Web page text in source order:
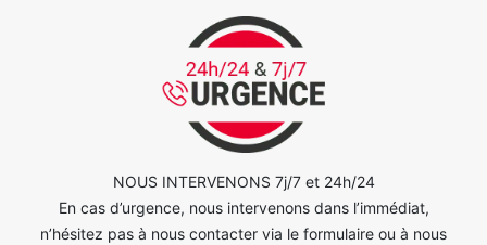
NOUS INTERVENONS 7j/7 et 24h/24
En cas d’urgence, nous intervenons dans l’immédiat,
n’hésitez pas à nous contacter via le formulaire ou à nous